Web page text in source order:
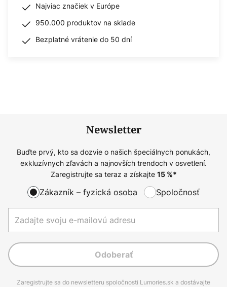
Najviac značiek v Európe
950.000 produktov na sklade
Bezplatné vrátenie do 50 dní
Newsletter
Buďte prvý, kto sa dozvie o našich špeciálnych ponukách,
exkluzívnych zľavách a najnovších trendoch v osvetlení.
Zaregistrujte sa teraz a získajte 15%*
Zákazník – fyzická osoba Spoločnosť
Odoberať
Zaregistrujte sa do newsletteru spoločnosti Lumories.sk a dostávajte